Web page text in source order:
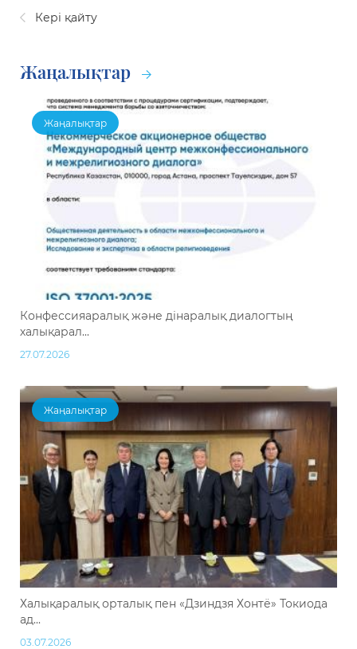
Кері қайту
Жаңалықтар
Жаңалықтар
Конфессияаралық және дінаралық диалогтың
халықарал...
27.07.2026
Жаңалықтар
Халықаралық орталық пен «Дзиндзя Хонтё» Токиода
ад...
03.07.2026